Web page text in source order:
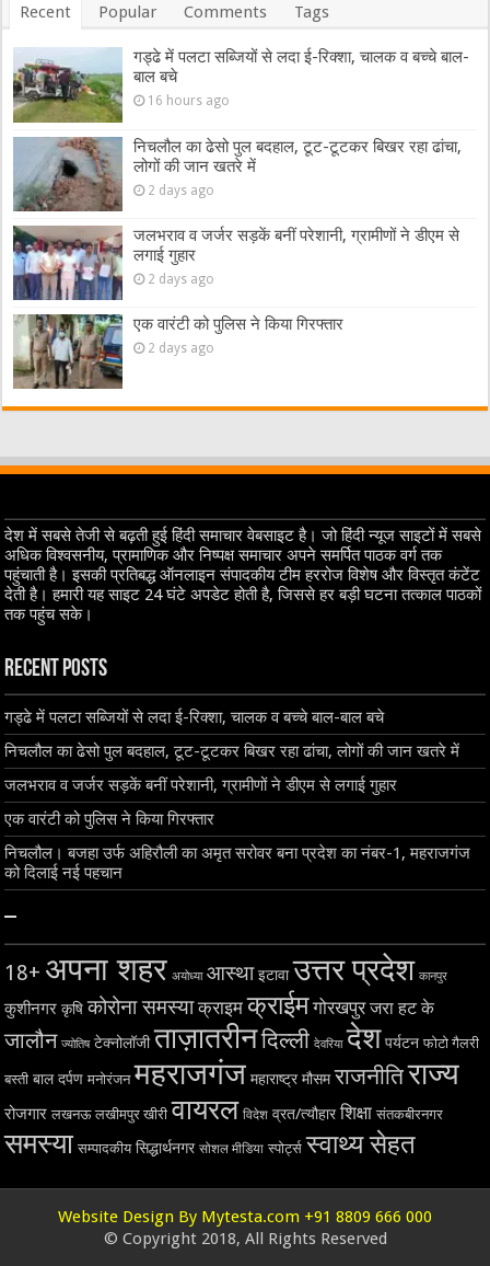
Recent Popular Comments Tags
गड्ढे में पलटा सब्जियों से लदा ई-रिक्शा, चालक व बच्चे बाल-
बाल बचे
16 hours ago
निचलौल का ढेसो पुल बदहाल, टूट-टूटकर बिखर रहा ढांचा,
लोगों की जान खतरे में
2 days ago
जलभराव व जर्जर सड़कें बनीं परेशानी, ग्रामीणों ने डीएम से
लगाई गुहार
2 days ago
एक वारंटी को पुलिस ने किया गिरफ्तार
2 days ago
देश में सबसे तेजी से बढ़ती हुई हिंदी समाचार वेबसाइट है। जो हिंदी न्यूज साइटों में सबसे
अधिक विश्वसनीय, प्रामाणिक और निष्पक्ष समाचार अपने समर्पित पाठक वर्ग तक
पहुंचाती है। इसकी प्रतिबद्ध ऑनलाइन संपादकीय टीम हररोज विशेष और विस्तृत कंटेंट
देती है। हमारी यह साइट 24 घंटे अपडेट होती है, जिससे हर बड़ी घटना तत्काल पाठकों
तक पहुंच सके।
Recent Posts
गड्ढे में पलटा सब्जियों से लदा ई-रिक्शा, चालक व बच्चे बाल-बाल बचे
निचलौल का ढेसो पुल बदहाल, टूट-टूटकर बिखर रहा ढांचा, लोगों की जान खतरे में
जलभराव व जर्जर सड़कें बनीं परेशानी, ग्रामीणों ने डीएम से लगाई गुहार
एक वारंटी को पुलिस ने किया गिरफ्तार
निचलौल। बजहा उर्फ अहिरौली का अमृत सरोवर बना प्रदेश का नंबर-1, महराजगंज
को दिलाई नई पहचान
–
18+ अपना शहर अयोध्या आस्था इटावा उत्तर प्रदेश कानपुर
कुशीनगर कृषि कोरोना समस्या क्राइम क्राईम गोरखपुर जरा हट के
जालौन ज्योतिष टेक्नोलॉजी ताज़ातरीनदिल्ली देवरिया देश पर्यटन फोटो गैलरी
बस्ती बाल दर्पण मनोरंजन महराजगंज महाराष्ट्र मौसम राजनीतिराज्य
रोजगार लखनऊ लखीमपुर खीरी वायरल विदेश व्रत/त्यौहार शिक्षा संतकबीरनगर
समस्या सम्पादकीय सिद्धार्थनगर सोशल मीडिया स्पोर्ट्स स्वाथ्य सेहत
Website Design By Mytesta.com +91 8809 666 000
© Copyright 2018, All Rights Reserved